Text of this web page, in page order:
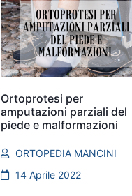
Ortoprotesi per
amputazioni parziali del
piede e malformazioni
ORTOPEDIA MANCINI
14 Aprile 2022